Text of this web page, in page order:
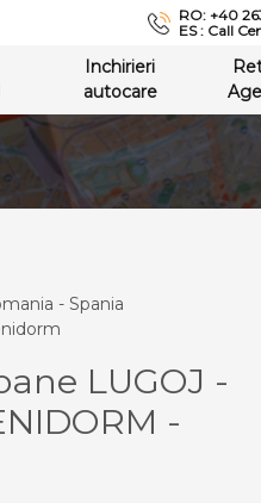
RO: +40
ES : Call
Inchirieri
autocare
- Spania
LUGOJ -
-